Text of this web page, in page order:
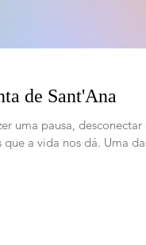
de Sant'Ana
uma pausa,
que a vida nos dá. Uma